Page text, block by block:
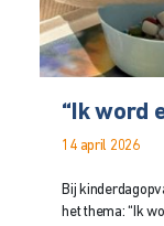
“Ik word
14 april 2026
Bij
het thema: “Ik